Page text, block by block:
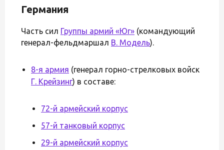
Германия
Часть сил Группы армий «Юг» (командующий
генерал-фельдмаршал В. Модель).
8-я армия (генерал горно-стрелковых войск
Г. Крейзинг) в составе:
72-й армейский корпус
57-й танковый корпус
29-й армейский корпус